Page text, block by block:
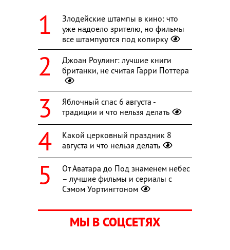
Злодейские штампы в кино: что
уже надоело зрителю, но фильмы
все штампуются под копирку
Джоан Роулинг: лучшие книги
британки, не считая Гарри Поттера
Яблочный спас 6 августа -
традиции и что нельзя делать
Какой церковный праздник 8
августа и что нельзя делать
От Аватара до Под знаменем небес
– лучшие фильмы и сериалы с
Сэмом Уортингтоном
МЫ В СОЦСЕТЯХ